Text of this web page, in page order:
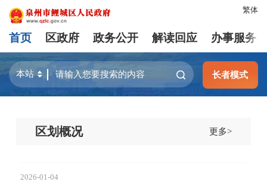
繁体
首页 区政府 政务公开 解读回应 办事服务
长者模式
区划概况 更多>
2026-01-04